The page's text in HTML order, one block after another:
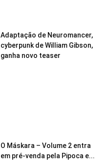
Adaptação de Neuromancer,
cyberpunk de William Gibson,
ganha novo teaser
O Máskara – Volume 2 entra
em pré-venda pela Pipoca e...